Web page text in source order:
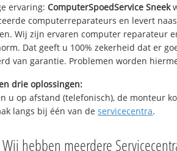
ervaring:ComputerSpoedService Sneek
computerreparateurs en levert
Wij zijn ervaren computer reparateur
Dat geeft u 100% zekerheid dat er
van garantie. Problemen worden
drie oplossingen:
u op afstand (telefonisch), de monteur
langs bij één van deservicecentra.
Wij hebben meerdere